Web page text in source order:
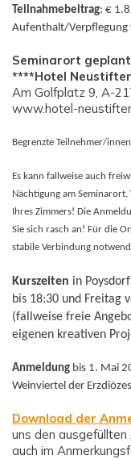
Teilnahmebeitrag: €
Aufenthalt/Verpflegung
Seminarort
****Hotel Neustifter
Am Golfplatz 9, A-
www.hotel-
Begrenzte Teilnehmer/
Es kann fallweise auch
Nächtigung am
Ihres Zimmers! Die
Sie sich rasch an! Für die
stabile Verbindung
Kurszeiten in
bis 18:30 und Freitag
(fallweise freie
eigenen kreativen
Anmeldung bis 1. Mai
Weinviertel der
Download der
uns den ausgefüllten
auch im